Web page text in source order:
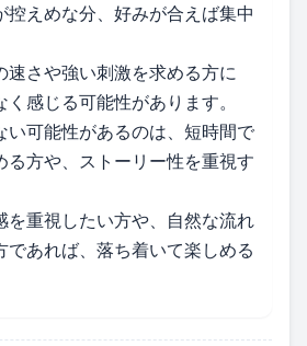
控えめな分、好みが合えば集中
速さや強い刺激を求める方に
感じる可能性があります。
い可能性があるのは、短時間で
る方や、ストーリー性を重視す
を重視したい方や、自然な流れ
であれば、落ち着いて楽しめる